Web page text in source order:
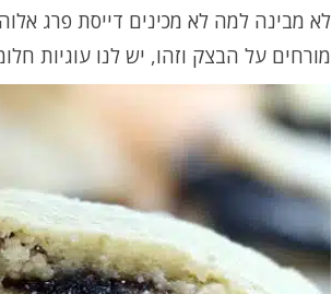
לא מבינה למה לא מכינים דייסת פרג
מורחים על הבצק וזהו, יש לנו עוגיות